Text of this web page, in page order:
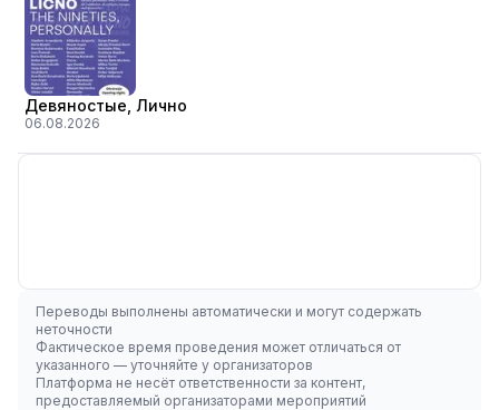
Девяностые, Лично
06.08.2026
Переводы выполнены автоматически и могут содержать
неточности
Фактическое время проведения может отличаться от
указанного — уточняйте у организаторов
Платформа не несёт ответственности за контент,
предоставляемый организаторами мероприятий